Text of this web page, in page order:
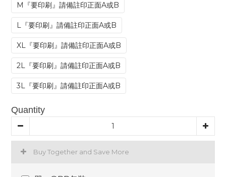
M『要印刷』請備註印正面A或B
L『要印刷』請備註印正面A或B
XL『要印刷』請備註印正面A或B
2L『要印刷』請備註印正面A或B
3L『要印刷』請備註印正面A或B
Quantity
Buy Together and Save More